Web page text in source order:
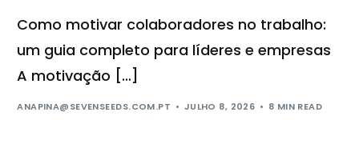
Como motivar colaboradores no trabalho:
um guia completo para líderes e empresas
A motivação […]
ANAPINA@SEVENSEEDS.COM.PT JULHO 8, 2026 8 MIN READ